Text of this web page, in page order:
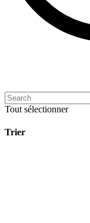
Tout sélectionner
Trier